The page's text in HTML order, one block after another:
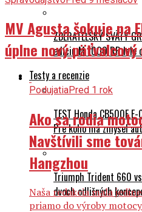
ZBERATEĽSKÝ SVÄTÝ
edíciu M 1000 RR Isle
Testy a recenzie
TEST Honda CB500F
Pre koho má zmysel
Triumph Trident 660
dvoch odlišných
MV Agusta šokuje na
úplne nový
PodujatiaPred 1 rok
Ako sa rodia
Navštívili sme
Hangzhou
Naša redakcia mala
priamo do výroby